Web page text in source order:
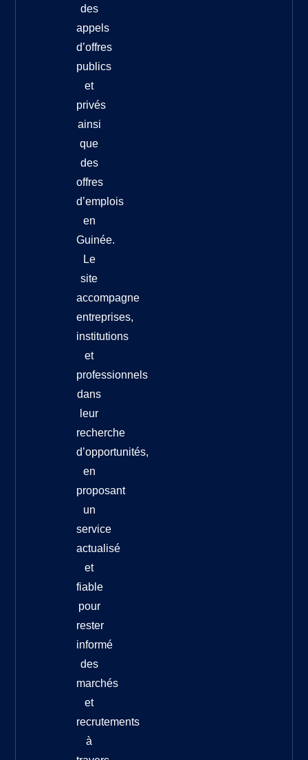
des
appels
d’offres
publics
et
privés
ainsi
que
des
offres
d’emplois
en
Guinée.
Le
site
accompagne
entreprises,
institutions
et
professionnels
dans
leur
recherche
d’opportunités,
en
proposant
un
service
actualisé
et
fiable
pour
rester
informé
des
marchés
et
recrutements
à